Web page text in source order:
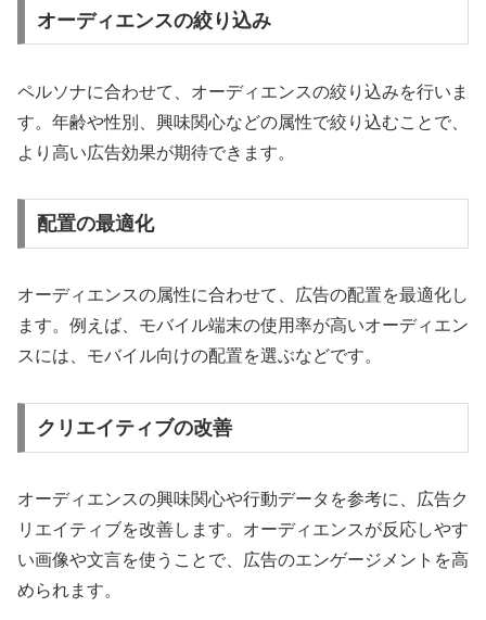
オーディエンスの絞り込み
ペルソナに合わせて、オーディエンスの絞り込みを行いま
す。年齢や性別、興味関心などの属性で絞り込むことで、
より高い広告効果が期待できます。
配置の最適化
オーディエンスの属性に合わせて、広告の配置を最適化し
ます。例えば、モバイル端末の使用率が高いオーディエン
スには、モバイル向けの配置を選ぶなどです。
クリエイティブの改善
オーディエンスの興味関心や行動データを参考に、広告ク
リエイティブを改善します。オーディエンスが反応しやす
い画像や文言を使うことで、広告のエンゲージメントを高
められます。